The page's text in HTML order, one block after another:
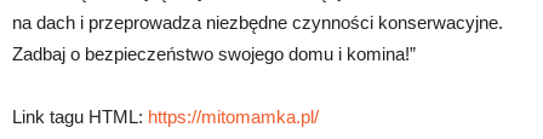
na dach i przeprowadza niezbędne czynności konserwacyjne.
Zadbaj o bezpieczeństwo swojego domu i komina!”
Link tagu HTML: https://mitomamka.pl/